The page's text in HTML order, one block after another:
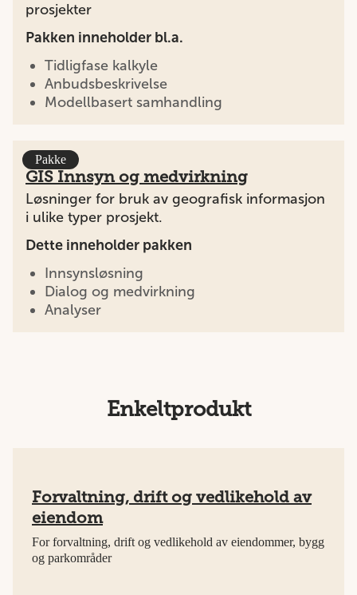
prosjekter
Pakken inneholder bl.a.
Tidligfase kalkyle
Anbudsbeskrivelse
Modellbasert samhandling
Pakke
GIS Innsyn og medvirkning
Løsninger for bruk av geografisk informasjon
i ulike typer prosjekt.
Dette inneholder pakken
Innsynsløsning
Dialog og medvirkning
Analyser
Enkeltprodukt
Forvaltning, drift og vedlikehold av
eiendom
For forvaltning, drift og vedlikehold av eiendommer, bygg
og parkområder